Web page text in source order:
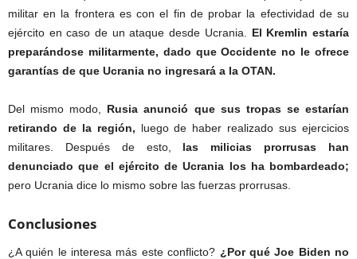
militar en la frontera es con el fin de probar la efectividad de su
ejército en caso de un ataque desde Ucrania. El Kremlin estaría
preparándose militarmente, dado que Occidente no le ofrece
garantías de que Ucrania no ingresará a la OTAN.
Del mismo modo, Rusia anunció que sus tropas se estarían
retirando de la región, luego de haber realizado sus ejercicios
militares. Después de esto, las milicias prorrusas han
denunciado que el ejército de Ucrania los ha bombardeado;
pero Ucrania dice lo mismo sobre las fuerzas prorrusas.
Conclusiones
¿A quién le interesa más este conflicto? ¿Por qué Joe Biden no